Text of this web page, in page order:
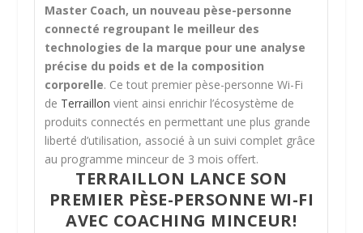
Master Coach, un nouveau pèse-personne
connecté regroupant le meilleur des
technologies de la marque pour une analyse
précise du poids et de la composition
corporelle. Ce tout premier pèse-personne Wi-Fi
de Terraillon vient ainsi enrichir l’écosystème de
produits connectés en permettant une plus grande
liberté d’utilisation, associé à un suivi complet grâce
au programme minceur de 3 mois offert.
TERRAILLON LANCE SON
PREMIER PÈSE-PERSONNE WI-FI
AVEC COACHING MINCEUR!